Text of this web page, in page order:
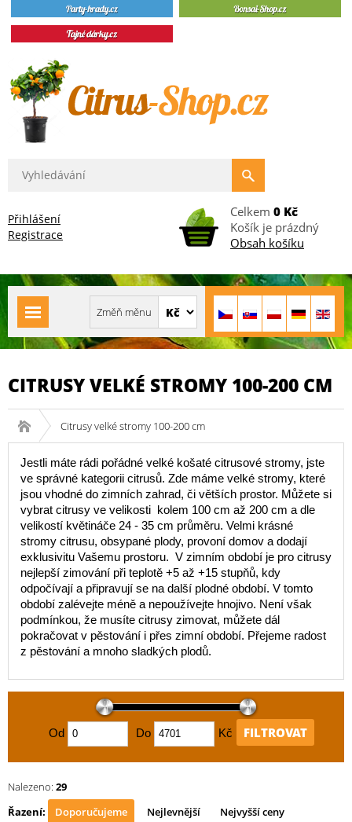
Přihlášení
Registrace
Celkem 0 Kč
Košík je prázdný
Obsah košíku
CITRUSY VELKÉ STROMY 100-200 CM
Citrusy velké stromy 100-200 cm
Jestli máte rádi pořádné velké košaté citrusové stromy, jste
ve správné kategorii citrusů. Zde máme velké stromy, které
jsou vhodné do zimních zahrad, či větších prostor. Můžete si
vybrat citrusy ve velikosti kolem 100 cm až 200 cm a dle
velikostí květináče 24 - 35 cm průměru. Velmi krásné
stromy citrusu, obsypané plody, provoní domov a dodají
exklusivitu Vašemu prostoru. V zimním období je pro citrusy
nejlepší zimování při teplotě +5 až +15 stupňů, kdy
odpočívají a připravují se na další plodné období. V tomto
období zalévejte méně a nepoužívejte hnojivo. Není však
podmínkou, že musíte citrusy zimovat, můžete dál
pokračovat v pěstování i přes zimní období. Přejeme radost
z pěstování a mnoho sladkých plodů.
Od Do Kč FILTROVAT
Nalezeno: 29
Řazení:
Doporučujeme Nejlevnější
Nejvyšší ceny